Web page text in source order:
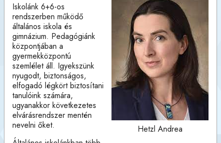
Hetzl Andrea
Iskolánk 6+6-os
rendszerben működő
általános iskola és
gimnázium. Pedagógiánk
központjában a
gyermekközpontú
szemlélet áll. Igyekszünk
nyugodt, biztonságos,
elfogadó légkört biztosítani
tanulóink számára,
ugyanakkor következetes
elvárásrendszer mentén
nevelni őket.